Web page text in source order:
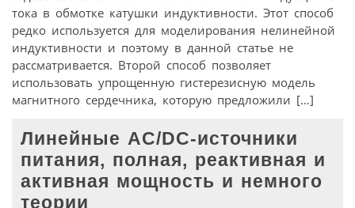
тока в обмотке катушки индуктивности. Этот способ
редко используется для моделирования нелинейной
индуктивности и поэтому в данной статье не
рассматривается. Второй способ позволяет
использовать упрощенную гистерезисную модель
магнитного сердечника, которую предложили […]
Линейные AC/DC-источники
питания, полная, реактивная и
активная мощность и немного
теории